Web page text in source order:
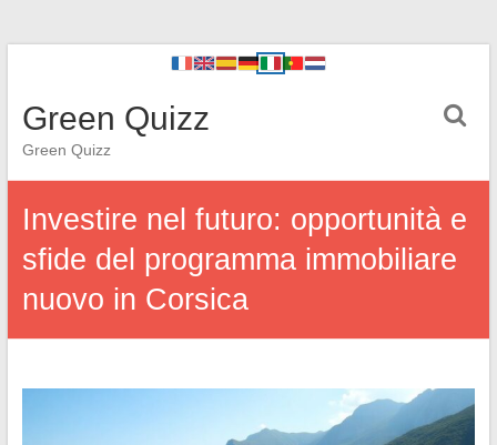
Green Quizz
Green Quizz
Investire nel futuro: opportunità e
sfide del programma immobiliare
nuovo in Corsica